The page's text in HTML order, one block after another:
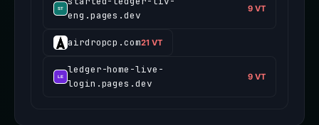
eng.pages.dev
9 VT
airdropcp.com21 VT
ledger-home-live-
login.pages.dev
9 VT